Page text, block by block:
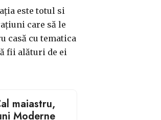
este totul si
care să le
casă cu tematica
fii alături de ei
maiastru,
Moderne